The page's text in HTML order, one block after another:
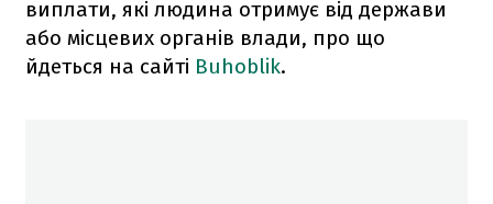
виплати, які людина отримує від держави
або місцевих органів влади, про що
йдеться на сайті Buhoblik.